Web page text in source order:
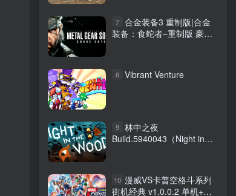
7 合金装备3 重制版|合金
装备：食蛇者–重制版 豪华
改器 免安装中文版
8 Vibrant Venture
9 林中之夜
Build.5940043（Night in
10 漫威VS卡普空格斗系列
街机经典 v1.0.0.2 单机+联